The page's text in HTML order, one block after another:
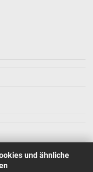
und ähnliche